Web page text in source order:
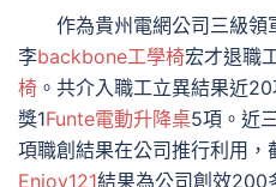
作為貴州電網公司三級領
李backbone工學椅宏才退職
椅 。共介入職工立異結果近
獎1Funte電動升降桌5項。近
項職創結果在公司推行利用
Enjoy121結果為公司創效200